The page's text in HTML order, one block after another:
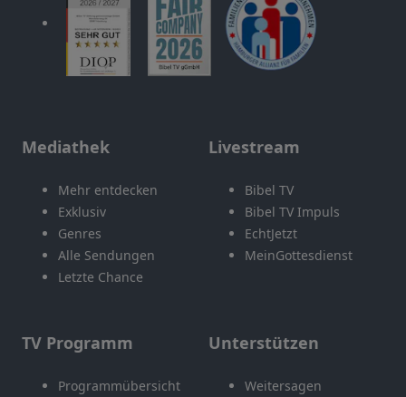
Mediathek
Mehr entdecken
Exklusiv
Genres
Alle Sendungen
Letzte Chance
Livestream
Bibel TV
Bibel TV Impuls
EchtJetzt
MeinGottesdienst
TV Programm
Programmübersicht
Unterstützen
Weitersagen